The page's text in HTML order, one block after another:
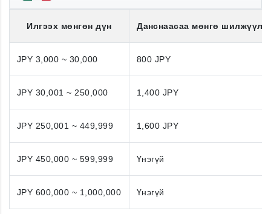
Илгээх мөнгөн дүн Данснаасаа мөнгө
JPY 3,000 ~ 30,000 800 JPY
JPY 30,001 ~ 250,000 1,400 JPY
JPY 250,001 ~ 449,999 1,600 JPY
JPY 450,000 ~ 599,999 Үнэгүй
JPY 600,000 ~ 1,000,000 Үнэгүй